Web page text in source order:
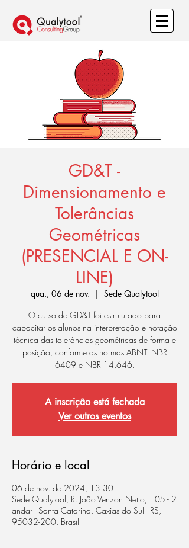
GD&T -
Dimensionamento e
Tolerâncias
Geométricas
(PRESENCIAL E ON-
LINE)
qua., 06 de nov.
  |
Sede Qualytool
O curso de GD&T foi estruturado para
capacitar os alunos na interpretação e notação
técnica das tolerâncias geométricas de forma e
posição, conforme as normas ABNT: NBR
6409 e NBR 14.646.
A inscrição está fechada
Ver outros eventos
Horário e local
06 de nov. de 2024, 13:30
Sede Qualytool, R. João Venzon Netto, 105 - 2
andar - Santa Catarina, Caxias do Sul - RS,
95032-200, Brasil